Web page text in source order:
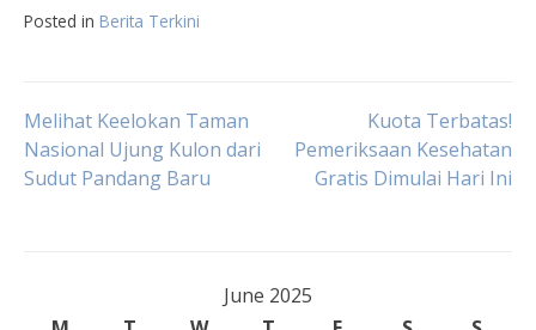
Posted in Berita Terkini
Post
navigation
Melihat Keelokan Taman
Nasional Ujung Kulon dari
Sudut Pandang Baru
Kuota Terbatas!
Pemeriksaan Kesehatan
Gratis Dimulai Hari Ini
June 2025